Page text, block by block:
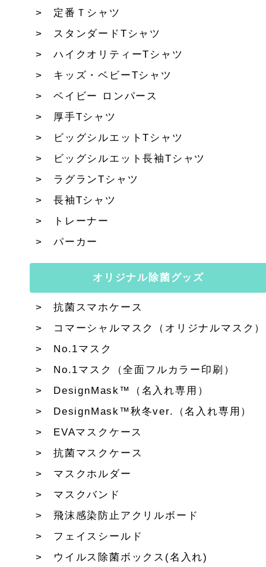
定番Ｔシャツ
スタンダードTシャツ
ハイクオリティーTシャツ
キッズ・ベビーTシャツ
ベイビー ロンパース
厚手Tシャツ
ビッグシルエットTシャツ
ビッグシルエット長袖Tシャツ
ラグランTシャツ
長袖Tシャツ
トレーナー
パーカー
オリジナル除菌グッズ
抗菌スマホケース
コマーシャルマスク（オリジナルマスク）
No.1マスク
No.1マスク（全面フルカラー印刷）
DesignMask™（名入れ専用）
DesignMask™秋冬ver.（名入れ専用）
EVAマスクケース
抗菌マスクケース
マスクホルダー
マスクバンド
飛沫感染防止アクリルボード
フェイスシールド
ウイルス除菌ボックス(名入れ)